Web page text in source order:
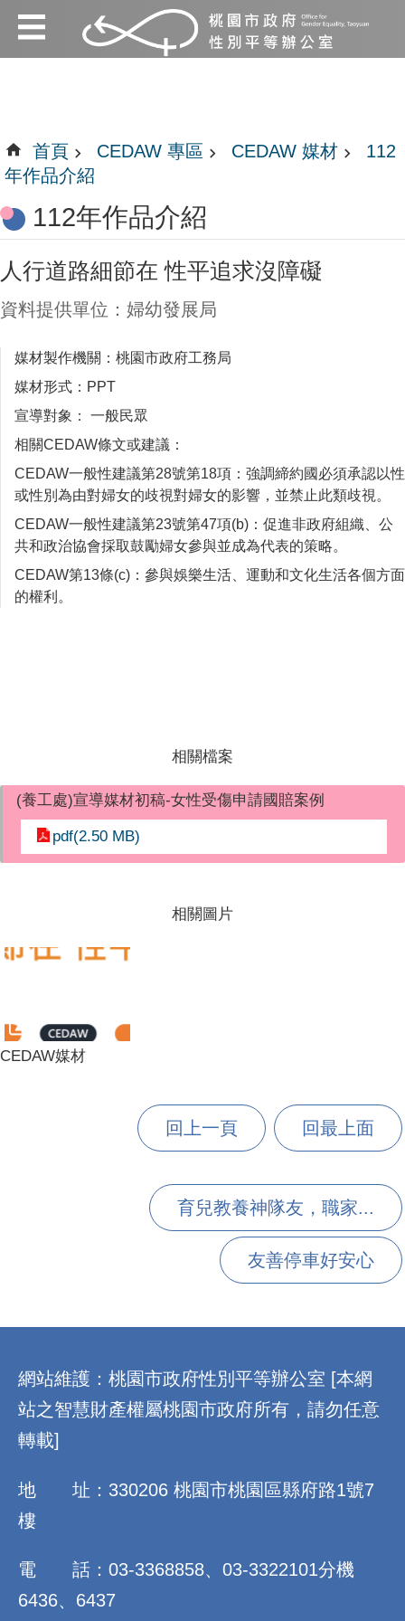
跳到主要內容區塊
:::
:::
首頁 CEDAW 專區 CEDAW 媒材
112
年作品介紹
112年作品介紹
人行道路細節在 性平追求沒障礙
資料提供單位：婦幼發展局
媒材製作機關：桃園市政府工務局
媒材形式：PPT
宣導對象 ：
一般民眾
相關CEDAW條文或建議：
CEDAW一般性建議第28號第18項：強調締約國必須承認以性
或性別為由對婦女的歧視對婦女的影響，並禁止此類歧視。
CEDAW一般性建議第23號第47項(b)：促進非政府組織、公
共和政治協會採取鼓勵婦女參與並成為代表的策略。
CEDAW第13條(c)：參與娛樂生活、運動和文化生活各個方面
的權利。
相關檔案
(養工處)宣導媒材初稿-女性受傷申請國賠案例
pdf(2.50 MB)
相關圖片
CEDAW媒材
回上一頁 回最上面
育兒教養神隊友，職家...
友善停車好安心
網站維護：桃園市政府性別平等辦公室 [本網
站之智慧財產權屬桃園市政府所有，請勿任意
轉載]
地 址：330206 桃園市桃園區縣府路1號7
樓
電 話：03-3368858、03-3322101分機
6436、6437